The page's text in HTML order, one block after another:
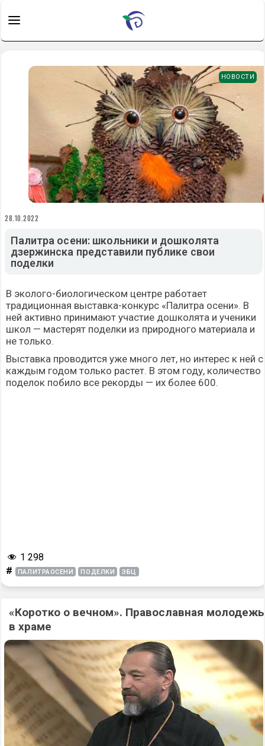
НОВОСТИ
28.10.2022
Палитра осени: школьники и дошколята
дзержинска представили публике свои
поделки
В эколого-биологическом центре работает
традиционная выставка-конкурс «Палитра осени». В
ней активно принимают участие дошколята и ученики
школ — мастерят поделки из природного материала и
не только.
Выставка проводится уже много лет, но интерес к ней с
каждым годом только растет. В этом году, количество
поделок побило все рекорды — их более 600.
1 298
# ПАЛИТРАОСЕНИ ПОДЕЛКИ ЭБЦ
«Коротко о вечном». Православная молодежь
в храме